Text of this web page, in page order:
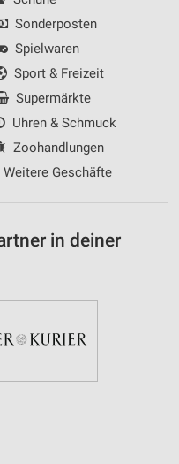
Sonderposten
Spielwaren
Sport & Freizeit
Supermärkte
Uhren & Schmuck
Zoohandlungen
Weitere Geschäfte
in deiner